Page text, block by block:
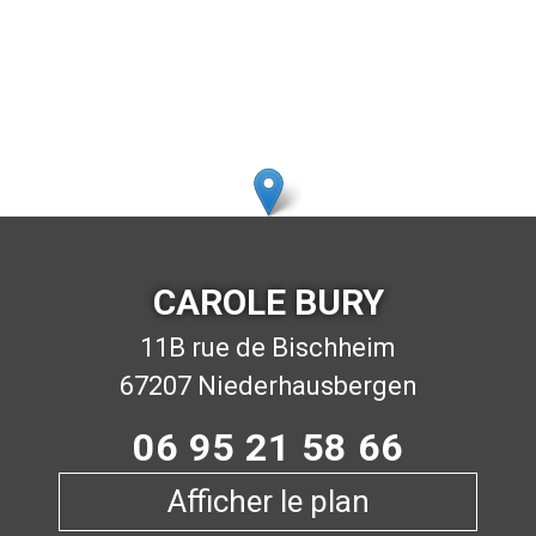
CAROLE BURY
11B rue de Bischheim
67207 Niederhausbergen
06 95 21 58 66
Afficher le plan